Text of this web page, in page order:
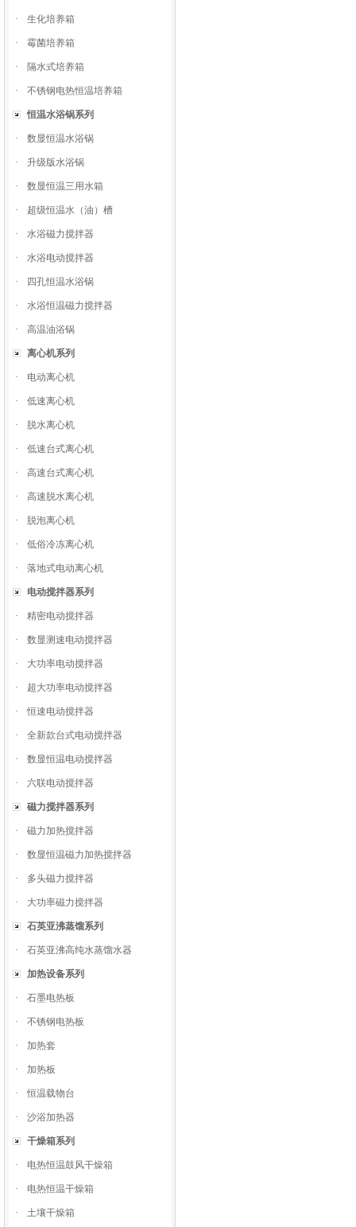
· 生化培养箱
· 霉菌培养箱
· 隔水式培养箱
· 不锈钢电热恒温培养箱
恒温水浴锅系列
· 数显恒温水浴锅
· 升级版水浴锅
· 数显恒温三用水箱
· 超级恒温水（油）槽
· 水浴磁力搅拌器
· 水浴电动搅拌器
· 四孔恒温水浴锅
· 水浴恒温磁力搅拌器
· 高温油浴锅
离心机系列
· 电动离心机
· 低速离心机
· 脱水离心机
· 低速台式离心机
· 高速台式离心机
· 高速脱水离心机
· 脱泡离心机
· 低俗冷冻离心机
· 落地式电动离心机
电动搅拌器系列
· 精密电动搅拌器
· 数显测速电动搅拌器
· 大功率电动搅拌器
· 超大功率电动搅拌器
· 恒速电动搅拌器
· 全新款台式电动搅拌器
· 数显恒温电动搅拌器
· 六联电动搅拌器
磁力搅拌器系列
· 磁力加热搅拌器
· 数显恒温磁力加热搅拌器
· 多头磁力搅拌器
· 大功率磁力搅拌器
石英亚沸蒸馏系列
· 石英亚沸高纯水蒸馏水器
加热设备系列
· 石墨电热板
· 不锈钢电热板
· 加热套
· 加热板
· 恒温载物台
· 沙浴加热器
干燥箱系列
· 电热恒温鼓风干燥箱
· 电热恒温干燥箱
· 土壤干燥箱